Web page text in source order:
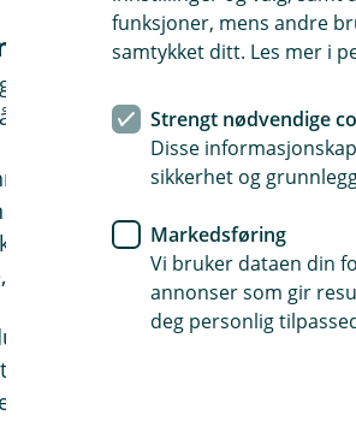
fra skadeforebyggeren er klar,
senke farten i områder med
svarer at de er redde for å
svarer det samme. Likevel oppgir
at de har opplevd ulykker
syklister eller tilsvarende i mørket.
ser bilen, ser ikke bilisten deg.
én refleks når du er ute og går i
sier skadeforebyggeren.
funksjoner, mens andre
samtykket ditt. Les mer i
Strengt nødvendige
Disse
sikkerhet og
Markedsføring
Vi bruker dataen din
annonser som gir
deg personlig